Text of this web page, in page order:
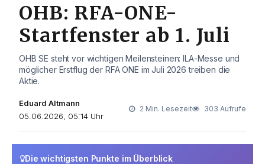
OHB: RFA-ONE-
Startfenster ab 1. Juli
OHB SE steht vor wichtigen Meilensteinen: ILA-Messe und
möglicher Erstflug der RFA ONE im Juli 2026 treiben die
Aktie.
Eduard Altmann
05.06.2026, 05:14 Uhr
2 Min. Lesezeit 303 Aufrufe
Die wichtigsten Punkte im Überblick